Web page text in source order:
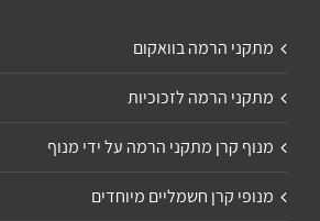
מתקני הרמה בוואקום
מתקני הרמה לזכוכיות
מנוף קרן מתקני הרמה על ידי מנוף
מנופי קרן חשמליים מיוחדים